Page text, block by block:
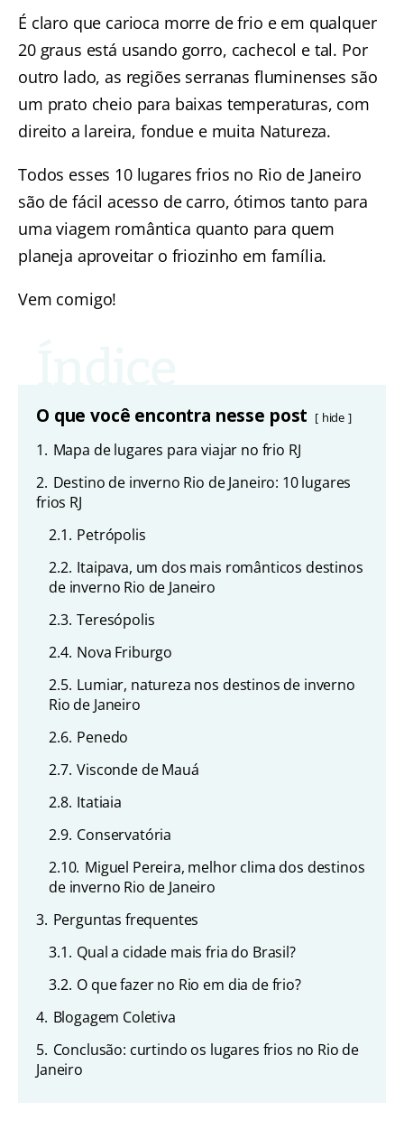
É claro que carioca morre de frio e em qualquer
20 graus está usando gorro, cachecol e tal. Por
outro lado, as regiões serranas fluminenses são
um prato cheio para baixas temperaturas, com
direito a lareira, fondue e muita Natureza.
Todos esses 10 lugares frios no Rio de Janeiro
são de fácil acesso de carro, ótimos tanto para
uma viagem romântica quanto para quem
planeja aproveitar o friozinho em família.
Vem comigo!
O que você encontra nesse post hide
1. Mapa de lugares para viajar no frio RJ
2. Destino de inverno Rio de Janeiro: 10 lugares
frios RJ
2.1. Petrópolis
2.2. Itaipava, um dos mais românticos destinos
de inverno Rio de Janeiro
2.3. Teresópolis
2.4. Nova Friburgo
2.5. Lumiar, natureza nos destinos de inverno
Rio de Janeiro
2.6. Penedo
2.7. Visconde de Mauá
2.8. Itatiaia
2.9. Conservatória
2.10. Miguel Pereira, melhor clima dos destinos
de inverno Rio de Janeiro
3. Perguntas frequentes
3.1. Qual a cidade mais fria do Brasil?
3.2. O que fazer no Rio em dia de frio?
4. Blogagem Coletiva
5. Conclusão: curtindo os lugares frios no Rio de
Janeiro